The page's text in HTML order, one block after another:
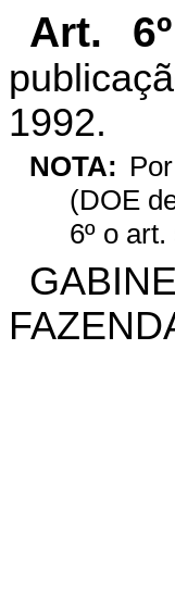
Art.
1992.
NOTA:
(DOE
6º o